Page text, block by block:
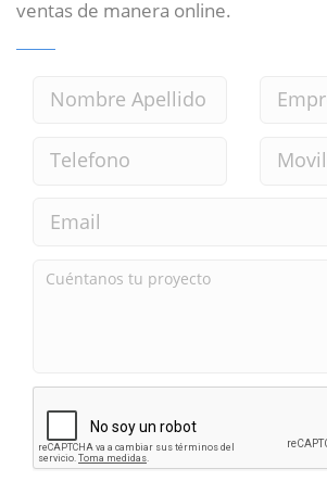
ventas de manera online.